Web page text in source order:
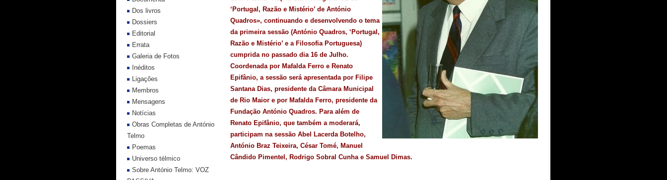
‘Portugal, Razão e Mistério’ de António
Quadros», continuando e desenvolvendo o tema
da primeira sessão (António Quadros, ‘Portugal,
Razão e Mistério’ e a Filosofia Portuguesa)
cumprida no passado dia 16 de Julho.
Coordenada por Mafalda Ferro e Renato
Epifânio, a sessão será apresentada por Filipe
Santana Dias, presidente da Câmara Municipal
de Rio Maior e por Mafalda Ferro, presidente da
Fundação António Quadros. Para além de
Renato Epifânio, que também a moderará,
participam na sessão Abel Lacerda Botelho,
António Braz Teixeira, César Tomé, Manuel
Cândido Pimentel, Rodrigo Sobral Cunha e Samuel Dimas.
Dos livros
Dossiers
Editorial
Errata
Galeria de Fotos
Inéditos
Ligações
Membros
Mensagens
Notícias
Obras Completas de António
Telmo
Poemas
Universo télmico
Sobre António Telmo: VOZ